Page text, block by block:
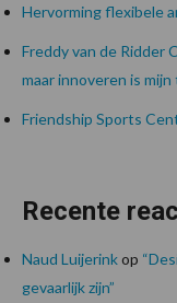
Hervorming flexibele
Freddy van de Ridder
maar innoveren is
Friendship Sports
Recente
Naud Luijerinkop
gevaarlijk zijn”